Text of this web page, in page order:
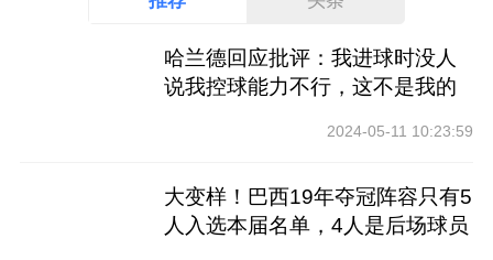
哈兰德回应批评：我进球时没人
说我控球能力不行，这不是我的
2024-05-11 10:23:59
大变样！巴西19年夺冠阵容只有5
人入选本届名单，4人是后场球员